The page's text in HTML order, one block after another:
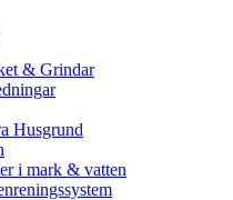
& Grindar
Husgrund
i mark & vatten